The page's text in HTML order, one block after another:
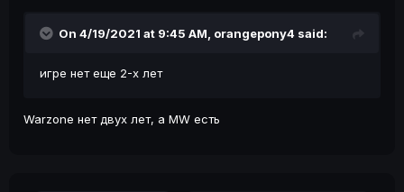
On 4/19/2021 at 9:45 AM, orangepony4 said:
игре нет еще 2-х лет
Warzone нет двух лет, а MW есть